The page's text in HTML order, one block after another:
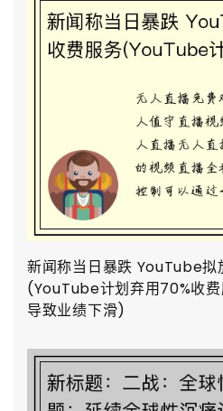
新闻称当日暴跌 YouTube
(YouTube计划弃用70%收
导致业绩下滑)